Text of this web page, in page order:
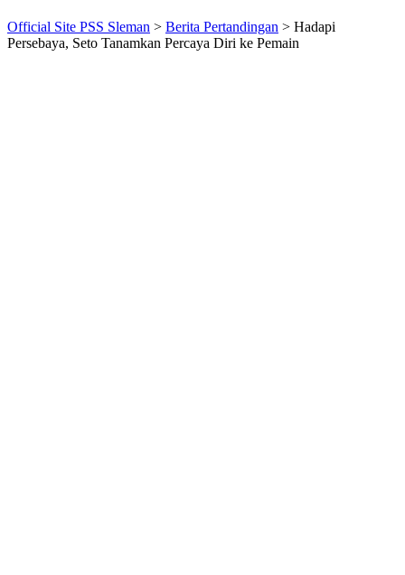
Official Site PSS Sleman > Berita Pertandingan > Hadapi
Persebaya, Seto Tanamkan Percaya Diri ke Pemain